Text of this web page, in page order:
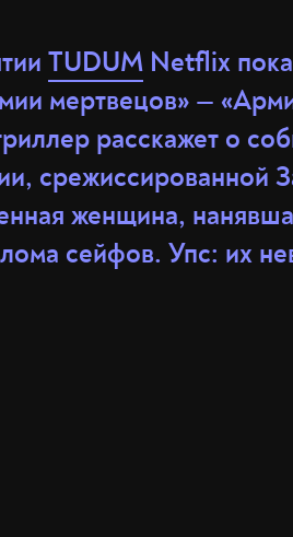
TUDUM Netflix
мертвецов» —
расскажет о
срежиссированной
женщина,
сейфов. Упс: их